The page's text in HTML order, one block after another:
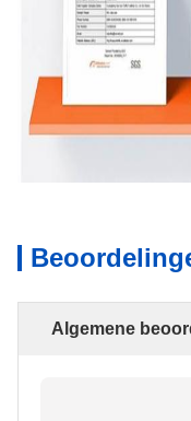
Algemene